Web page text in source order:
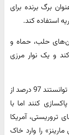
برگ برنده برای
استفاده کند.
حلب، حماه و
و یک نوار مرزی
طی 7 سال گذشته دولت سوریه و محور مقاومت توانستند 97 در‌صد از
کنند اما با
آمریکا
مارینز» را وارد خاک